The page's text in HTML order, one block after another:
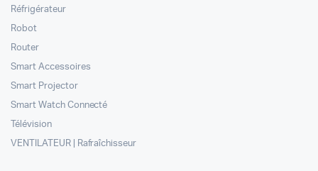
Réfrigérateur
Robot
Router
Smart Accessoires
Smart Projector
Smart Watch Connecté
Télévision
VENTILATEUR | Rafraîchisseur